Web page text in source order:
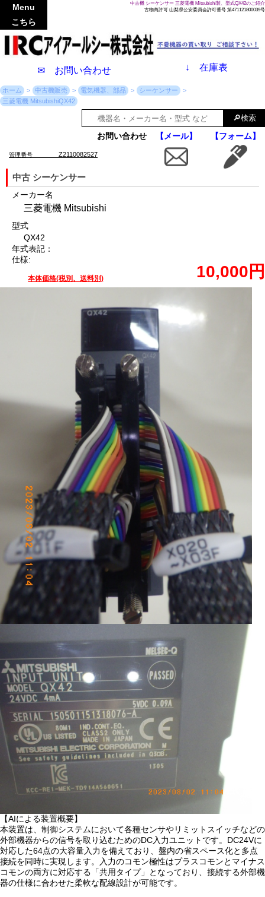
中古機 シーケンサー 三菱電機 Mitsubishi製、型式QX42のご紹介
古物商許可 山梨県公安委員会許可番号 第471121800039号
✉ お問い合わせ ↓ 在庫表
Menu
こちら
ホーム 中古機販売 電気機器、部品
シーケンサー
三菱電機 MitsubishiQX42
お問い合わせ 【メール】 【フォーム】
管理番号 Z2110082527
中古 シーケンサー
メーカー名
三菱電機 Mitsubishi
型式
QX42
年式表記：
仕様:
本体価格(税別、送料別) 10,000円
【AIによる装置概要】
本装置は、制御システムにおいて各種センサやリミットスイッチなどの
外部機器からの信号を取り込むためのDC入力ユニットです。DC24Vに
対応した64点の大容量入力を備えており、盤内の省スペース化と多点
接続を同時に実現します。入力のコモン極性はプラスコモンとマイナス
コモンの両方に対応する「共用タイプ」となっており、接続する外部機
器の仕様に合わせた柔軟な配線設計が可能です。